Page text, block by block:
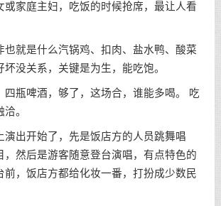
或家庭主妇，吃饭的时候抢席，最让人看
也就是什么汽锅鸡、扣肉、盐水鸭、酸菜
没关系，关键是为生，能吃饱。
四瓶啤酒，够了，这场合，谁能多喝。 吃
。
演出开始了，先是饭店方的人员跳舞唱
，然后是游客随意登台演唱，有点特色的
前，饭店方都给化妆一番，打扮成少数民